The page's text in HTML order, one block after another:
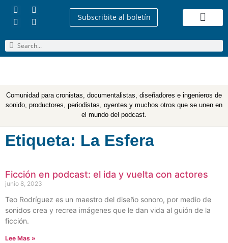
Subscribite al boletín
Comunidad para cronistas, documentalistas, diseñadores e ingenieros de
sonido, productores, periodistas, oyentes y muchos otros que se unen en
el mundo del podcast.
Etiqueta: La Esfera
Ficción en podcast: el ida y vuelta con actores
junio 8, 2023
Teo Rodríguez es un maestro del diseño sonoro, por medio de
sonidos crea y recrea imágenes que le dan vida al guión de la
ficción.
Lee Mas »